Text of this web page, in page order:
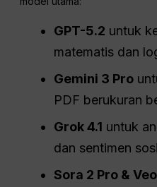
GPT-5.2 untuk
matematis dan
Gemini 3 Pro
PDF berukuran
Grok 4.1 untuk
dan sentimen
Sora 2 Pro & Veo